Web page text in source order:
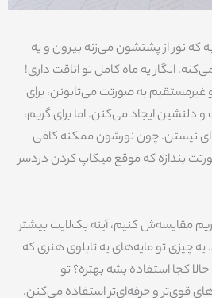
که نور از پشتشون می‌زنه بیرون و یه
انگار یه ماه کامل تو اتاقت داری!
غیرمستقیم به صورتت می‌تابونن، برای
ایجاد می‌کنن. اما برای گریم،
نیستن. چون نورشون ممکنه کافی
بندازه که موقع میکاپ کردن دردسر
مقایسه‌ش کنیم، آینه بک‌لایت بیشتر
یه چیزی تو مایه‌های یه تابلوی هنری که
کجا استفاده بشه بهتره؟ تو
قوی‌تر و حرفه‌ای‌تر استفاده می‌کنن.